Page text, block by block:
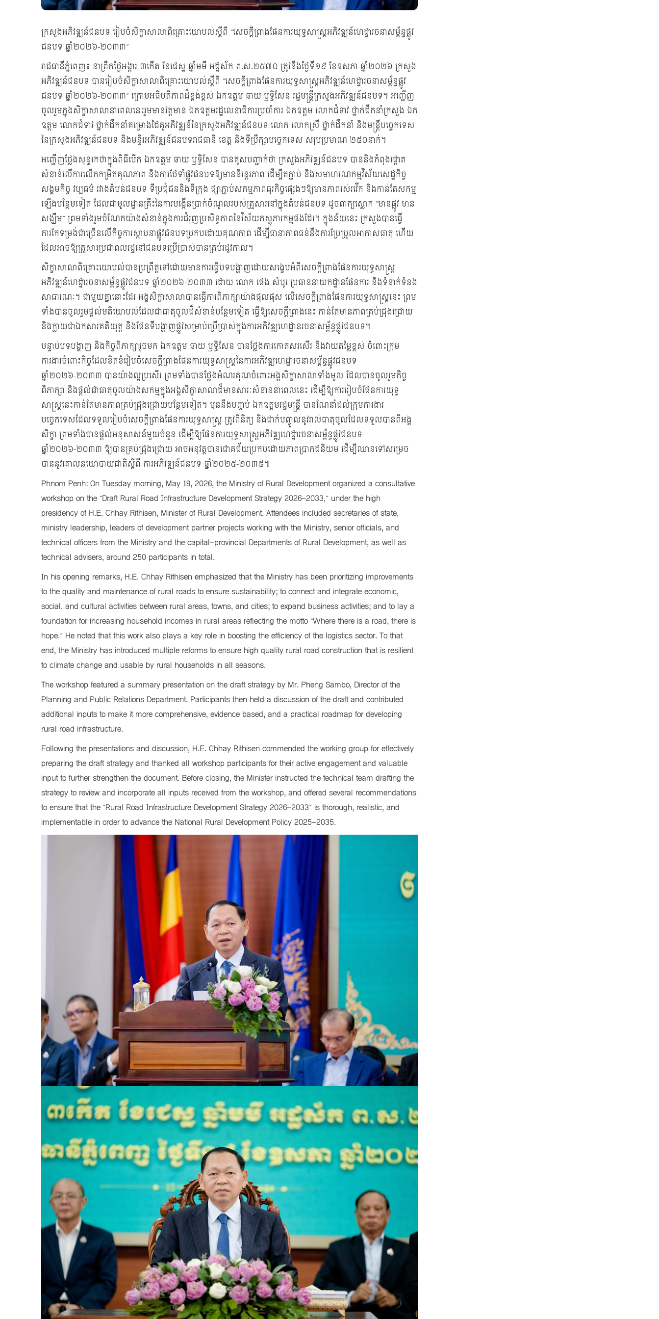
ក្រសួងអភិវឌ្ឍន៍ជនបទ រៀបចំសិក្ខាសាលាពិគ្រោះយោបល់ស្តីពី “សេចក្តីព្រាងផែនការយុទ្ធសាស្រ្តអភិវឌ្ឍន៍ហេដ្ឋារចនាសម្ព័ន្ធផ្លូវ
ជនបទ ឆ្នាំ២០២៦-២០៣៣”
រាជធានីភ្នំពេញ៖ នាព្រឹកថ្ងៃអង្គារ ៣កើត ខែជេស្ឋ ឆ្នាំមមី អដ្ឋស័ក ព.ស.២៥៧០ ត្រូវនឹងថ្ងៃទី១៩ ខែឧសភា ឆ្នាំ២០២៦ ក្រសួង
អភិវឌ្ឍន៍ជនបទ បានរៀបចំសិក្ខាសាលាពិគ្រោះយោបល់ស្តីពី “សេចក្តីព្រាងផែនការយុទ្ធសាស្រ្តអភិវឌ្ឍន៍ហេដ្ឋារចនាសម្ព័ន្ធផ្លូវ
ជនបទ ឆ្នាំ២០២៦-២០៣៣” ក្រោមអធិបតីភាពដ៏ខ្ពង់ខ្ពស់ ឯកឧត្ដម ឆាយ ឫទ្ធិសែន រដ្ឋមន្រ្ដីក្រសួងអភិវឌ្ឍន៍ជនបទ។ អញ្ជើញ
ចូលរួមក្នុងសិក្ខាសាលានាពេលនេះរួមមានវត្តមាន ឯកឧត្តមរដ្ឋលេខាធិការប្រចាំការ ឯកឧត្តម លោកជំទាវ ថ្នាក់ដឹកនាំក្រសួង ឯក
ឧត្តម លោកជំទាវ ថ្នាក់ដឹកនាំគម្រោងដៃគូអភិវឌ្ឍន៍នៃក្រសួងអភិវឌ្ឍន៍ជនបទ លោក លោកស្រី ថ្នាក់ដឹកនាំ និងមន្ដ្រីបច្ចេកទេស
នៃក្រសួងអភិវឌ្ឍន៍ជនបទ និងមន្ទីរអភិវឌ្ឍន៍ជនបទរាជធានី ខេត្ត និងទីប្រឹក្សាបច្ចេកទេស សរុបប្រមាណ ២៥០នាក់។
អញ្ជើញថ្លែងសុន្ទរកថាក្នុងពិធីបើក ឯកឧត្តម ឆាយ ឫទ្ធិសែន បានគូសបញ្ជាក់ថា ក្រសួងអភិវឌ្ឍន៍ជនបទ បាននិងកំពុងផ្តោត
សំខាន់លើការលើកកម្រិតគុណភាព និងការថែទាំផ្លូវជនបទឱ្យមាននិរន្តរភាព ដើម្បីតភ្ជាប់ និងសមាហរណកម្មវិស័យសេដ្ឋកិច្ច
សង្គមកិច្ច វប្បធម៌ រវាងតំបន់ជនបទ ទីប្រជុំជននិងទីក្រុង ផ្សាភ្ជាប់សកម្មភាពធុរកិច្ចផ្សេងៗឱ្យមានភាពរស់រវើក និងកាន់តែសកម្ម
ឡើងបន្ថែមទៀត ដែលជាមូលដ្ឋានគ្រឹះនៃការបង្កើនប្រាក់ចំណូលរបស់គ្រួសារនៅក្នុងតំបន់ជនបទ ដូចពាក្យស្លោក “មានផ្លូវ មាន
សង្ឃឹម” ព្រមទាំងរួមចំណែកយ៉ាងសំខាន់ក្នុងការជំរុញប្រសិទ្ធភាពនៃវិស័យភស្តុភារកម្មផងដែរ។ ក្នុងន័យនេះ ក្រសួងបានធ្វើ
ការកែទម្រង់ជាច្រើនលើកិច្ចការស្ថាបនាផ្លូវជនបទប្រកបដោយគុណភាព ដើម្បីធានាភាពធន់នឹងការប្រែប្រួលអាកាសធាតុ ហើយ
ដែលអាចឱ្យគ្រួសារប្រជាពលរដ្ឋនៅជនបទប្រើប្រាស់បានគ្រប់រដូវកាល។
សិក្ខាសាលាពិគ្រោះយោបល់បានប្រព្រឹត្តទៅដោយមានការធ្វើបទបង្ហាញដោយសង្ខេបអំពីសេចក្តីព្រាងផែនការយុទ្ធសាស្រ្ត
អភិវឌ្ឍន៍ហេដ្ឋារចនាសម្ព័ន្ធផ្លូវជនបទ ឆ្នាំ២០២៦-២០៣៣ ដោយ លោក ផេង សំបូរ ប្រធាននាយកដ្ឋានផែនការ និងទំនាក់ទំនង
សាធារណៈ។ ជាមួយគ្នានោះដែរ អង្គសិក្ខាសាលាបានធ្វើការពិភាក្សាយ៉ាងផុលផុស លើសេចក្ដីព្រាងផែនការយុទ្ធសាស្ដ្រនេះ ព្រម
ទាំងបានចូលរួមផ្ដល់មតិយោបល់ដែលជាធាតុចូលដ៏សំខាន់បន្ថែមទៀត ធ្វើឱ្យសេចក្ដីព្រាងនេះ កាន់តែមានភាពគ្រប់ជ្រុងជ្រោយ
និងក្លាយជាឯកសារគតិយុត្ត និងផែនទីបង្ហាញផ្លូវសម្រាប់ប្រើប្រាស់ក្នុងការអភិវឌ្ឍហេដ្ឋានរចនាសម្ព័ន្ធផ្លូវជនបទ។
បន្ទាប់បទបង្ហាញ និងកិច្ចពិភាក្សារួចមក ឯកឧត្តម ឆាយ ឫទ្ធិសែន បានថ្លែងការកោតសរសើរ និងវាយតម្លៃខ្ពស់ ចំពោះក្រុម
ការងារចំពោះកិច្ចដែលខិតខំរៀបចំសេចក្តីព្រាងផែនការយុទ្ធសាស្រ្តនៃការអភិវឌ្ឍហេដ្ឋារចនាសម្ព័ន្ធផ្លូវជនបទ
ឆ្នាំ២០២៦-២០៣៣ បានយ៉ាងល្អប្រសើរ ព្រមទាំងបានថ្លែងអំណរគុណចំពោះអង្គសិក្ខាសាលាទាំងមូល ដែលបានចូលរួមកិច្ច
ពិភាក្សា និងផ្តល់ជាធាតុចូលយ៉ាងសកម្មក្នុងអង្គសិក្ខាសាលាដ៏មានសារៈសំខាននាពេលនេះ ដើម្បីឱ្យការរៀបចំផែនការយុទ្ធ
សាស្រ្តនេះកាន់តែមានភាពគ្រប់ជ្រុងជ្រោយបន្ថែមទៀត។ មុននឹងបញ្ចប់ ឯកឧត្តមរដ្ឋមន្ត្រី បានណែនាំដល់ក្រុមការងារ
បច្ចេកទេសដែលទទួលរៀបចំសេចក្តីព្រាងផែនការយុទ្ធសាស្រ្ត ត្រូវពិនិត្យ​ និងដាក់បញ្ចូលនូវរាល់ធាតុចូលដែលទទួលបានពីអង្គ
សិក្ខា ព្រមទាំងបានផ្តល់អនុសាសន៍មួយចំនួន ដើម្បីឱ្យផែនការយុទ្ធសាស្រ្តអភិវឌ្ឍហេដ្ឋារចនាសម្ព័ន្ធផ្លូវជនបទ
ឆ្នាំ២០២៦-២០៣៣ ឱ្យបានគ្រប់ជ្រុងជ្រោយ អាចអនុវត្តបានជោគជ័យប្រកបដោយភាពប្រាកដនិយម ដើម្បីឈានទៅសម្រេច
បាននូវគោលនយោបាយជាតិស្ដីពី ការអភិវឌ្ឍន៍ជនបទ ឆ្នាំ២០២៥-២០៣៥៕
Phnom Penh: On Tuesday morning, May 19, 2026, the Ministry of Rural Development organized a consultative
workshop on the “Draft Rural Road Infrastructure Development Strategy 2026–2033,” under the high
presidency of H.E. Chhay Rithisen, Minister of Rural Development. Attendees included secretaries of state,
ministry leadership, leaders of development partner projects working with the Ministry, senior officials, and
technical officers from the Ministry and the capital–provincial Departments of Rural Development, as well as
technical advisers, around 250 participants in total.
In his opening remarks, H.E. Chhay Rithisen emphasized that the Ministry has been prioritizing improvements
to the quality and maintenance of rural roads to ensure sustainability; to connect and integrate economic,
social, and cultural activities between rural areas, towns, and cities; to expand business activities; and to lay a
foundation for increasing household incomes in rural areas reflecting the motto “Where there is a road, there is
hope.” He noted that this work also plays a key role in boosting the efficiency of the logistics sector. To that
end, the Ministry has introduced multiple reforms to ensure high quality rural road construction that is resilient
to climate change and usable by rural households in all seasons.
The workshop featured a summary presentation on the draft strategy by Mr. Pheng Sambo, Director of the
Planning and Public Relations Department. Participants then held a discussion of the draft and contributed
additional inputs to make it more comprehensive, evidence based, and a practical roadmap for developing
rural road infrastructure.
Following the presentations and discussion, H.E. Chhay Rithisen commended the working group for effectively
preparing the draft strategy and thanked all workshop participants for their active engagement and valuable
input to further strengthen the document. Before closing, the Minister instructed the technical team drafting the
strategy to review and incorporate all inputs received from the workshop, and offered several recommendations
to ensure that the “Rural Road Infrastructure Development Strategy 2026–2033” is thorough, realistic, and
implementable in order to advance the National Rural Development Policy 2025–2035.